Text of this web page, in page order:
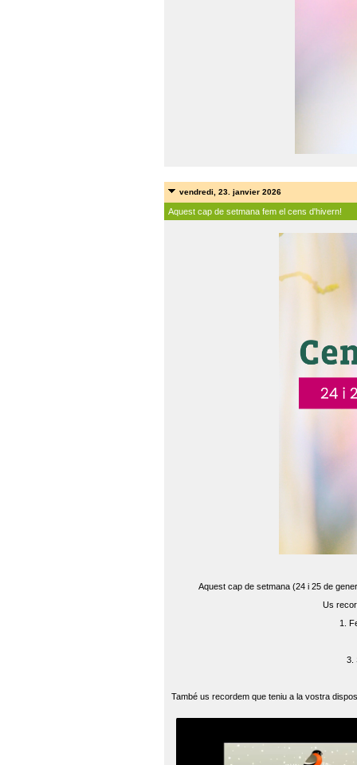
vendredi, 23. janvier 2026
Aquest cap de setmana fem el cens d'hivern!
Aquest cap de setmana (24 i 25 de
Us
1.
3.
També us recordem que teniu a la vostra